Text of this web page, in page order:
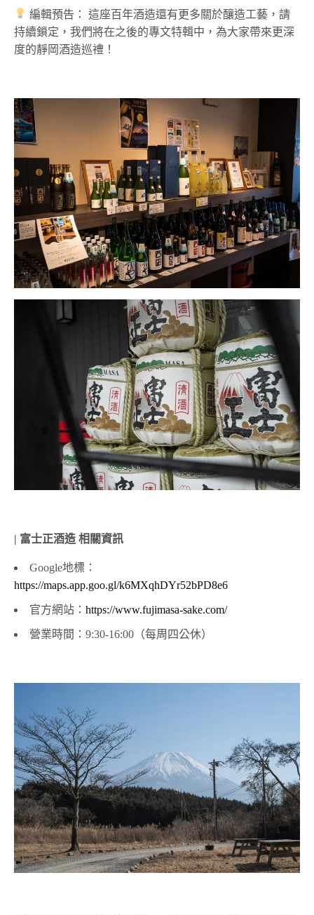
編輯預告： 這座百年酒造還有更多關於釀造工藝，請
持續鎖定，我們將在之後的專文特輯中，為大家帶來更深
度的靜岡酒造巡禮！
| 富士正酒造 相關資訊
Google地標：
https://maps.app.goo.gl/k6MXqhDYr52bPD8e6
官方網站： https://www.fujimasa-sake.com/
營業時間：9:30-16:00（每周四公休）